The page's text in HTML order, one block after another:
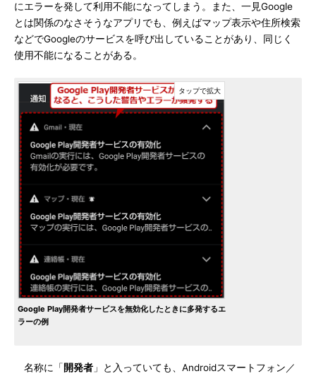
にエラーを発して利用不能になってしまう。また、一見Google
とは関係のなさそうなアプリでも、例えばマップ表示や住所検索
などでGoogleのサービスを呼び出していることがあり、同じく
使用不能になることがある。
Google Play開発者サービスを無効化したときに多発するエ
ラーの例
名称に「 開発者 」と入っていても、Androidスマートフォン／